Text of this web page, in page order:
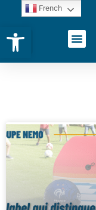
Ouvrir la barre d’outils
French